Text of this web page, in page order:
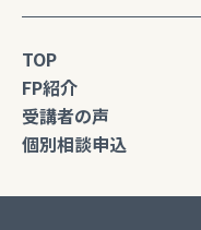
TOP
FP紹介
受講者の声
個別相談申込